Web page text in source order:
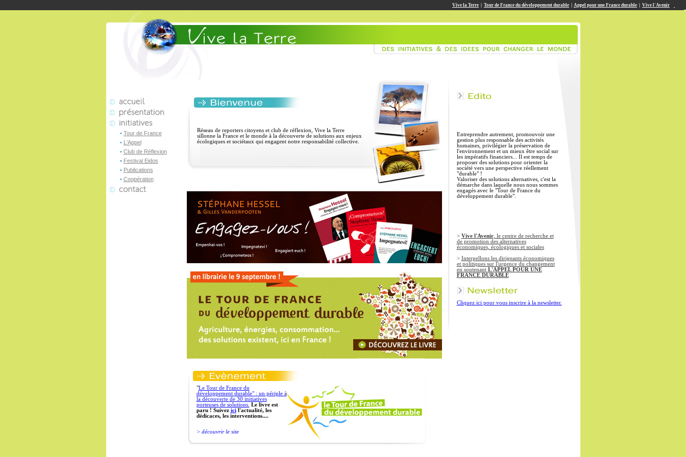
Vive la Terre Tour de France du développement durable Appel pour une France durable Vive l'Avenir
• Tour de France
• L'Appel
• Club de Réflexion
• Festival Eidos
• Publications
• Coopération
Réseau de reporters citoyens et club de réflexion, Vive la Terre
sillonne la France et le monde à la découverte de solutions aux enjeux
écologiques et sociétaux qui engagent notre responsabilité collective.
"Le Tour de France du
développement durable" : un périple à
la découverte de 30 initiatives
porteuses de solutions. Le livre est
paru ! Suivez icil'actualité, les
dédicaces, les interventions....
> découvrir le site
Entreprendre autrement, promouvoir une
gestion plus responsable des activités
humaines, privilégier la préservation de
l'environnement et un mieux être social sur
les impératifs financiers... Il est temps de
proposer des solutions pour orienter la
société vers une perspective réellement
"durable" !
Valoriser des solutions alternatives, c'est la
démarche dans laquelle nous nous sommes
engagés avec le "Tour de France du
développement durable".
> Vive l'Avenir, le centre de recherche et
de promotion des alternatives
économiques, écologiques et sociales
> Interpellons les dirigeants économiques
et politiques sur l'urgence du changement
en soutenant L'APPEL POUR UNE
FRANCE DURABLE
Cliquez ici pour vous inscrire à la newsletter.